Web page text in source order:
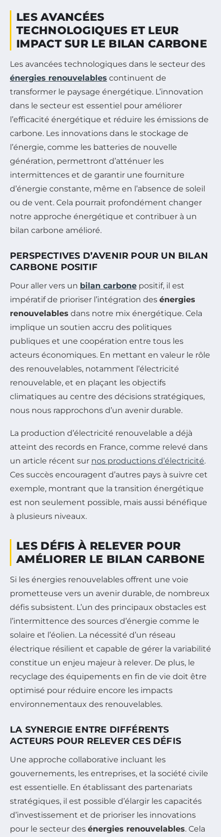
LES AVANCÉES
TECHNOLOGIQUES ET LEUR
IMPACT SUR LE BILAN CARBONE
Les avancées technologiques dans le secteur des
énergies renouvelables continuent de
transformer le paysage énergétique. L’innovation
dans le secteur est essentiel pour améliorer
l’efficacité énergétique et réduire les émissions de
carbone. Les innovations dans le stockage de
l’énergie, comme les batteries de nouvelle
génération, permettront d’atténuer les
intermittences et de garantir une fourniture
d’énergie constante, même en l’absence de soleil
ou de vent. Cela pourrait profondément changer
notre approche énergétique et contribuer à un
bilan carbone amélioré.
PERSPECTIVES D’AVENIR POUR UN BILAN
CARBONE POSITIF
Pour aller vers un bilan carbone positif, il est
impératif de prioriser l’intégration des énergies
renouvelables dans notre mix énergétique. Cela
implique un soutien accru des politiques
publiques et une coopération entre tous les
acteurs économiques. En mettant en valeur le rôle
des renouvelables, notamment l’électricité
renouvelable, et en plaçant les objectifs
climatiques au centre des décisions stratégiques,
nous nous rapprochons d’un avenir durable.
La production d’électricité renouvelable a déjà
atteint des records en France, comme relevé dans
un article récent sur nos productions d’électricité.
Ces succès encouragent d’autres pays à suivre cet
exemple, montrant que la transition énergétique
est non seulement possible, mais aussi bénéfique
à plusieurs niveaux.
LES DÉFIS À RELEVER POUR
AMÉLIORER LE BILAN CARBONE
Si les énergies renouvelables offrent une voie
prometteuse vers un avenir durable, de nombreux
défis subsistent. L’un des principaux obstacles est
l’intermittence des sources d’énergie comme le
solaire et l’éolien. La nécessité d’un réseau
électrique résilient et capable de gérer la variabilité
constitue un enjeu majeur à relever. De plus, le
recyclage des équipements en fin de vie doit être
optimisé pour réduire encore les impacts
environnementaux des renouvelables.
LA SYNERGIE ENTRE DIFFÉRENTS
ACTEURS POUR RELEVER CES DÉFIS
Une approche collaborative incluant les
gouvernements, les entreprises, et la société civile
est essentielle. En établissant des partenariats
stratégiques, il est possible d’élargir les capacités
d’investissement et de prioriser les innovations
pour le secteur des énergies renouvelables. Cela